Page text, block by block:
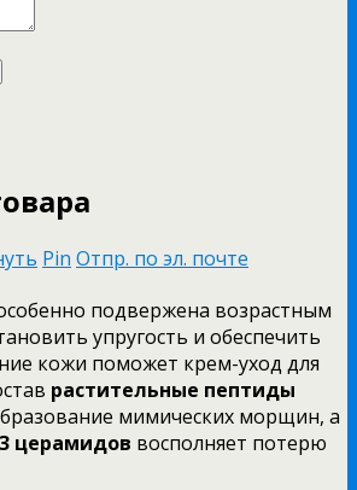
Pin Отпр. по эл. почте
подвержена возрастным
упругость и обеспечить
кожи поможет крем-уход для
растительные пептиды
мимических морщин, а
церамидов восполняет потерю